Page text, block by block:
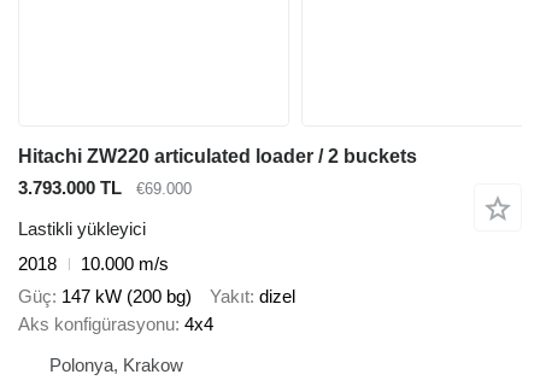
Hitachi ZW220 articulated loader / 2 buckets
3.793.000 TL
€69.000
Lastikli yükleyici
2018
10.000 m/s
Güç 147 kW (200 bg) Yakıt dizel
Aks konfigürasyonu 4x4
Polonya, Krakow